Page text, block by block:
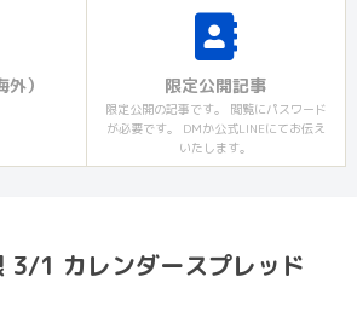
） 限定公開記事
限定公開の記事です。 閲覧にパスワード
が必要です。 DMか公式LINEにてお伝え
いたします。
1 カレンダースプレッド